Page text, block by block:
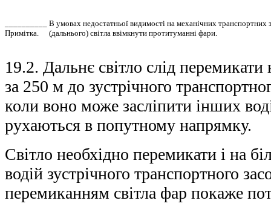
Примітка.
В умовах недостатньої видимості на механічних транспортних
(дальнього) світла ввімкнути протитуманні фари.
19.2. Дальнє світло слід
за 250 м до зустрічного
коли воно може засліпити інших
рухаються в попутному напрямку.
Світло необхідно перемикати і на
водій зустрічного транспортного
перемиканням світла фар покаже